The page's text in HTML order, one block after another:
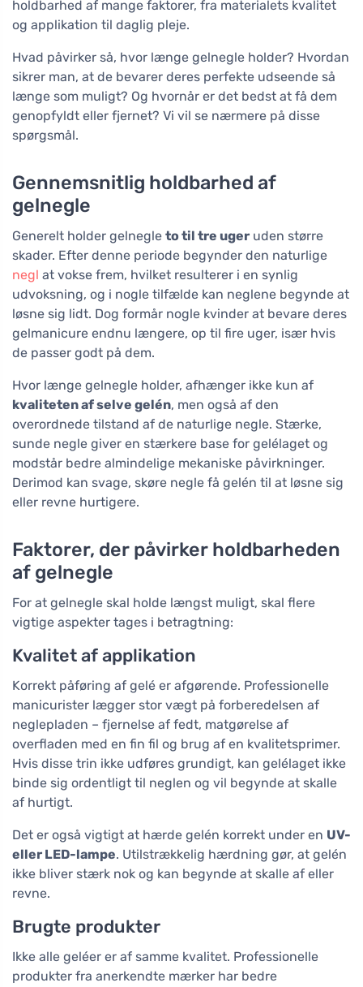
holdbarhed af mange faktorer, fra materialets kvalitet
og applikation til daglig pleje.
Hvad påvirker så, hvor længe gelnegle holder? Hvordan
sikrer man, at de bevarer deres perfekte udseende så
længe som muligt? Og hvornår er det bedst at få dem
genopfyldt eller fjernet? Vi vil se nærmere på disse
spørgsmål.
Gennemsnitlig holdbarhed af
gelnegle
Generelt holder gelnegle to til tre uger uden større
skader. Efter denne periode begynder den naturlige
negl at vokse frem, hvilket resulterer i en synlig
udvoksning, og i nogle tilfælde kan neglene begynde at
løsne sig lidt. Dog formår nogle kvinder at bevare deres
gelmanicure endnu længere, op til fire uger, især hvis
de passer godt på dem.
Hvor længe gelnegle holder, afhænger ikke kun af
kvaliteten af selve gelén, men også af den
overordnede tilstand af de naturlige negle. Stærke,
sunde negle giver en stærkere base for gelélaget og
modstår bedre almindelige mekaniske påvirkninger.
Derimod kan svage, skøre negle få gelén til at løsne sig
eller revne hurtigere.
Faktorer, der påvirker holdbarheden
af gelnegle
For at gelnegle skal holde længst muligt, skal flere
vigtige aspekter tages i betragtning:
Kvalitet af applikation
Korrekt påføring af gelé er afgørende. Professionelle
manicurister lægger stor vægt på forberedelsen af
neglepladen – fjernelse af fedt, matgørelse af
overfladen med en fin fil og brug af en kvalitetsprimer.
Hvis disse trin ikke udføres grundigt, kan gelélaget ikke
binde sig ordentligt til neglen og vil begynde at skalle
af hurtigt.
Det er også vigtigt at hærde gelén korrekt under en UV-
eller LED-lampe. Utilstrækkelig hærdning gør, at gelén
ikke bliver stærk nok og kan begynde at skalle af eller
revne.
Brugte produkter
Ikke alle geléer er af samme kvalitet. Professionelle
produkter fra anerkendte mærker har bedre